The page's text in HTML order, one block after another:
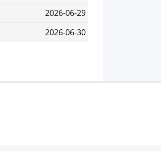
2026-06-29
2026-06-30